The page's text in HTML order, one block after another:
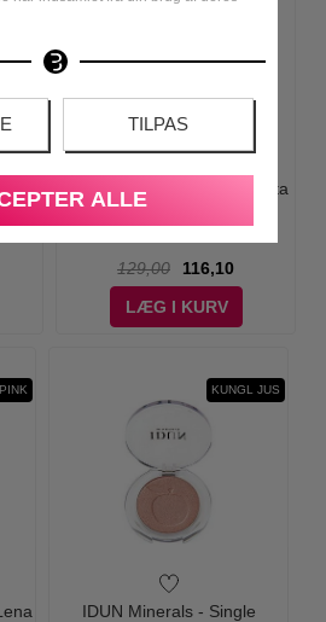
TILPAS
ALLE
IDUN Minerals - Lipliner Anita
129,00
116,10
LÆG I KURV
KUNGL JUS
IDUN Minerals - Single